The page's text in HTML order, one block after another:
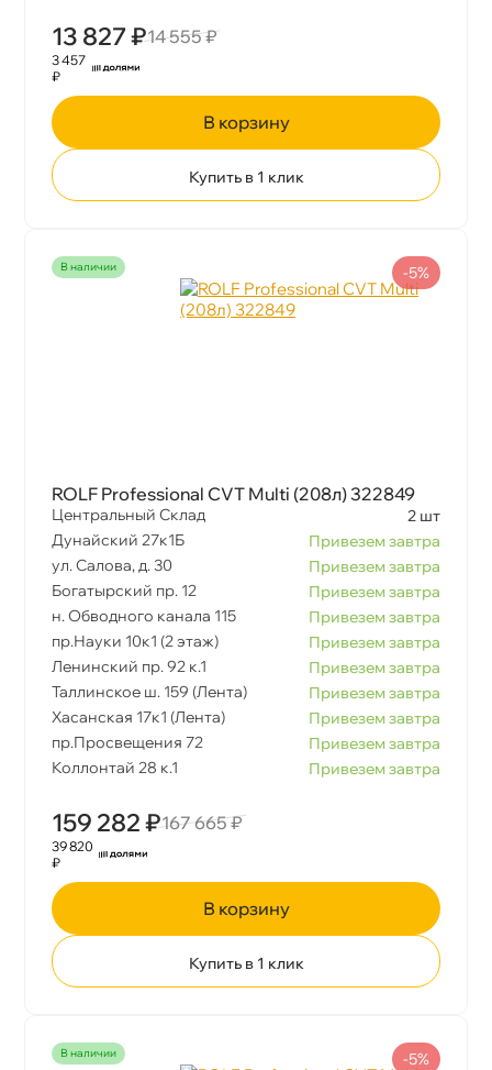
13 827 ₽14 555 ₽
3 457
₽
корзину
Купить в 1 клик
наличии
ROLF Professional CVT Multi (208л) 322849
Центральный Склад
2 шт
Дунайский 27к1Б
Привезем завтра
ул. Салова, д. 30
Привезем завтра
Богатырский пр. 12
Привезем завтра
н. Обводного канала 115
Привезем завтра
пр.Науки 10к1 (2 этаж)
Привезем завтра
Ленинский пр. 92 к.1
Привезем завтра
Таллинское ш. 159 (Лента)
Привезем завтра
Хасанская 17к1 (Лента)
Привезем завтра
пр.Просвещения 72
Привезем завтра
Коллонтай 28 к.1
Привезем завтра
159 282 ₽167 665 ₽
-5%
39 820
₽
корзину
Купить в 1 клик
наличии -5%